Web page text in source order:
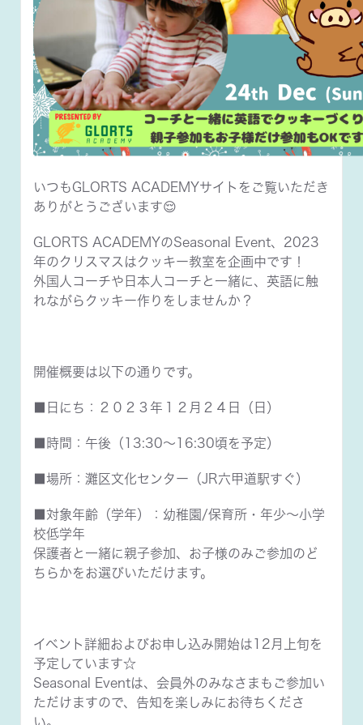
いつもGLORTS ACADEMYサイトをご覧いただき
ありがとうございます😌
GLORTS ACADEMYのSeasonal Event、2023
年のクリスマスはクッキー教室を企画中です！
外国人コーチや日本人コーチと一緒に、英語に触
れながらクッキー作りをしませんか？
開催概要は以下の通りです。
■日にち：２０２３年１２月２４日（日）
■時間：午後（13:30～16:30頃を予定）
■場所：灘区文化センター（JR六甲道駅すぐ）
■対象年齢（学年）：幼稚園/保育所・年少〜小学
校低学年
保護者と一緒に親子参加、お子様のみご参加のど
ちらかをお選びいただけます。
イベント詳細およびお申し込み開始は12月上旬を
予定しています☆
Seasonal Eventは、会員外のみなさまもご参加い
ただけますので、告知を楽しみにお待ちくださ
い。